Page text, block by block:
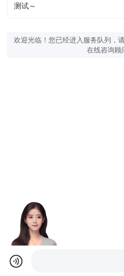
测试～
欢迎光临！您已经进入服务队列，
在线咨询顾